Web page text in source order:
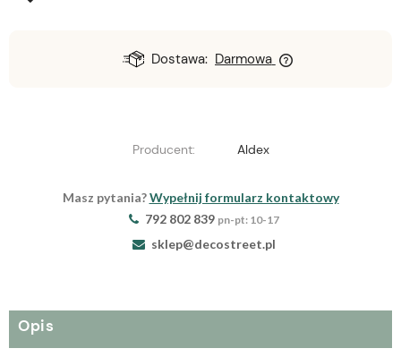
Dostawa: Darmowa
Producent: Aldex
Masz pytania?Wypełnij formularz kontaktowy
792 802 839 pn-pt: 10-17
sklep@decostreet.pl
Opis